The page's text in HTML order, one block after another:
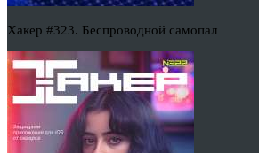
Хакер #323. Беспроводной самопал